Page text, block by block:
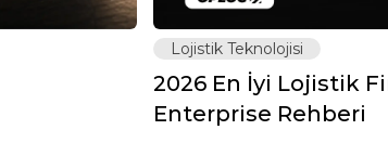
Lojistik Teknolojisi
2026 En İyi Lojistik
Enterprise Rehberi